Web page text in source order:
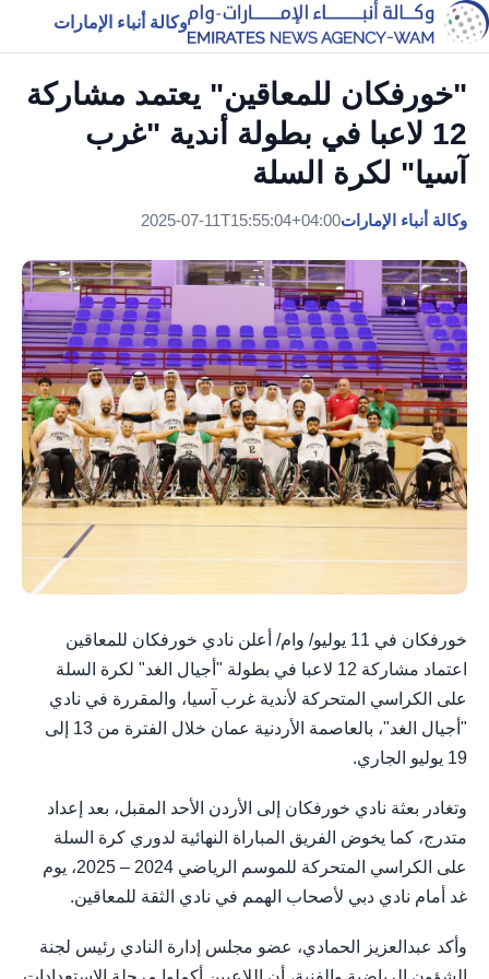
وكالة أنباء الإمارات
"خورفكان للمعاقين" يعتمد مشاركة
12 لاعبا في بطولة أندية "غرب
آسيا" لكرة السلة
وكالة أنباء الإمارات2025-07-11T15:55:04+04:00
خورفكان في 11 يوليو/ وام/ أعلن نادي خورفكان للمعاقين
اعتماد مشاركة 12 لاعبا في بطولة "أجيال الغد" لكرة السلة
على الكراسي المتحركة لأندية غرب آسيا، والمقررة في نادي
"أجيال الغد"، بالعاصمة الأردنية عمان خلال الفترة من 13 إلى
19 يوليو الجاري.
وتغادر بعثة نادي خورفكان إلى الأردن الأحد المقبل، بعد إعداد
متدرج، كما يخوض الفريق المباراة النهائية لدوري كرة السلة
على الكراسي المتحركة للموسم الرياضي 2024 – 2025، يوم
غد أمام نادي دبي لأصحاب الهمم في نادي الثقة للمعاقين.
وأكد عبدالعزيز الحمادي، عضو مجلس إدارة النادي رئيس لجنة